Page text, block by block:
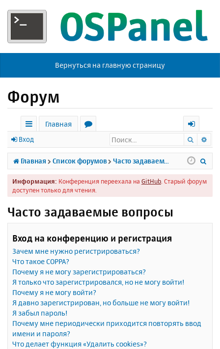
Вернуться на главную страницу
Форум
с
ы
л
к
Главная
р
у
м
х
о
д
Вход Поиск
Главная Список форумов Часто задаваемые вопросы
Информация: Конференция переехала на GitHub . Старый форум
доступен только для чтения.
Часто задаваемые вопросы
Вход на конференцию и регистрация
Зачем мне нужно регистрироваться?
Что такое COPPA?
Почему я не могу зарегистрироваться?
Я только что зарегистрировался, но не могу войти!
Почему я не могу войти?
Я давно зарегистрирован, но больше не могу войти!
Я забыл пароль!
Почему мне периодически приходится повторять ввод
имени и пароля?
Что делает функция «Удалить cookies»?